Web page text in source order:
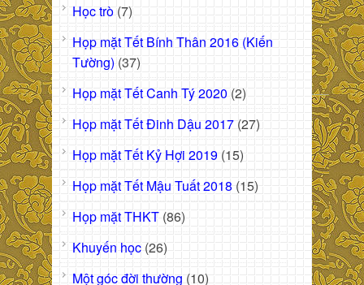
Học trò (7)
Họp mặt Tết Bính Thân 2016 (Kiến
Tường) (37)
Họp mặt Tết Canh Tý 2020 (2)
Họp mặt Tết Đinh Dậu 2017 (27)
Họp mặt Tết Kỷ Hợi 2019 (15)
Họp mặt Tết Mậu Tuất 2018 (15)
Họp mặt THKT (86)
Khuyến học (26)
Một góc đời thường (10)